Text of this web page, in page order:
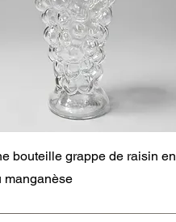
Aperçu rapide
bouteille grappe de raisin en
manganèse